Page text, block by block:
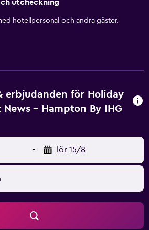
Fritidsaktiviteterna nedan
utcheckning
hotellpersonal och andra gäster.
erbjudanden för Holiday
News - Hampton By IHG
- lör 15/8